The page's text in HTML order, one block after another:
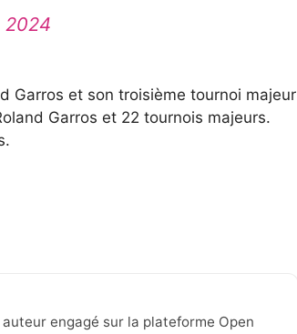
2024
Garros et son troisième tournoi majeur
Garros et 22 tournois majeurs.
engagé sur la plateforme Open